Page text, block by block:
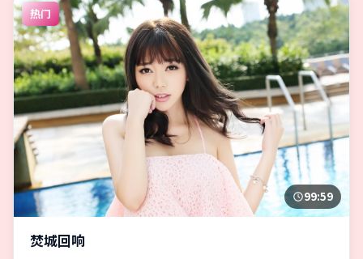
热门
99:59
焚城回响